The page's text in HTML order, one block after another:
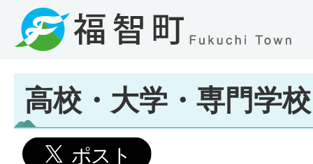
高校・大学・専門学校